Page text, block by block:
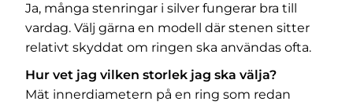
Ja, många stenringar i silver fungerar bra till
vardag. Välj gärna en modell där stenen sitter
relativt skyddat om ringen ska användas ofta.
Hur vet jag vilken storlek jag ska välja?
Mät innerdiametern på en ring som redan